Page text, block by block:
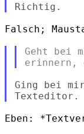
Falsch;
Geht bei
Ging bei
Eben: